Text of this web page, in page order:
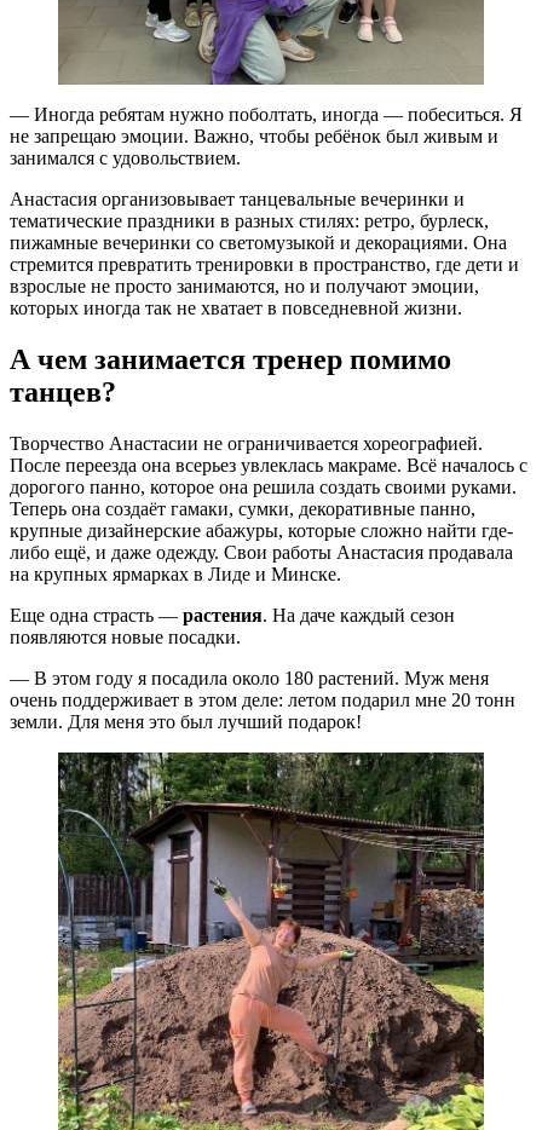
— Иногда ребятам нужно поболтать, иногда — побеситься. Я
не запрещаю эмоции. Важно, чтобы ребёнок был живым и
занимался с удовольствием.
Анастасия организовывает танцевальные вечеринки и
тематические праздники в разных стилях: ретро, бурлеск,
пижамные вечеринки со светомузыкой и декорациями. Она
стремится превратить тренировки в пространство, где дети и
взрослые не просто занимаются, но и получают эмоции,
которых иногда так не хватает в повседневной жизни.
А чем занимается тренер помимо
танцев?
Творчество Анастасии не ограничивается хореографией.
После переезда она всерьез увлеклась макраме. Всё началось с
дорогого панно, которое она решила создать своими руками.
Теперь она создаёт гамаки, сумки, декоративные панно,
крупные дизайнерские абажуры, которые сложно найти где-
либо ещё, и даже одежду. Свои работы Анастасия продавала
на крупных ярмарках в Лиде и Минске.
Еще одна страсть — растения. На даче каждый сезон
появляются новые посадки.
— В этом году я посадила около 180 растений. Муж меня
очень поддерживает в этом деле: летом подарил мне 20 тонн
земли. Для меня это был лучший подарок!